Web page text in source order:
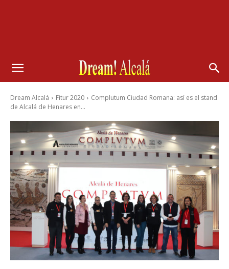
Dream Alcalá Fitur 2020
Complutum Ciudad Romana: así es el stand
de Alcalá de Henares en...